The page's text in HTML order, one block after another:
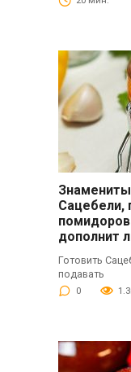
Сацебели,
дополнит
Готовить
подавать
0